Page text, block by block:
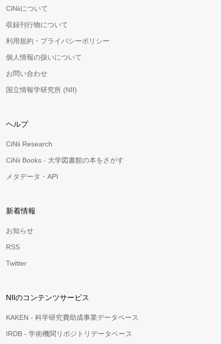
CiNiiについて
収録刊行物について
利用規約・プライバシーポリシー
個人情報の扱いについて
お問い合わせ
国立情報学研究所 (NII)
ヘルプ
CiNii Research
CiNii Books - 大学図書館の本をさがす
メタデータ・API
新着情報
お知らせ
RSS
Twitter
NIIのコンテンツサービス
KAKEN - 科学研究費助成事業データベース
IRDB - 学術機関リポジトリデータベース